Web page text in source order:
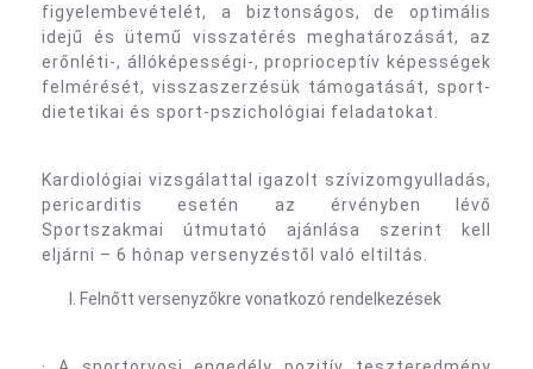
figyelembevételét, a biztonságos, de optimális
idejű és ütemű visszatérés meghatározását, az
erőnléti-, állóképességi-, proprioceptív képességek
felmérését, visszaszerzésük támogatását, sport-
dietetikai és sport-pszichológiai feladatokat.
Kardiológiai vizsgálattal igazolt szívizomgyulladás,
pericarditis esetén az érvényben lévő
Sportszakmai útmutató ajánlása szerint kell
eljárni – 6 hónap versenyzéstől való eltiltás.
Felnőtt versenyzőkre vonatkozó rendelkezések